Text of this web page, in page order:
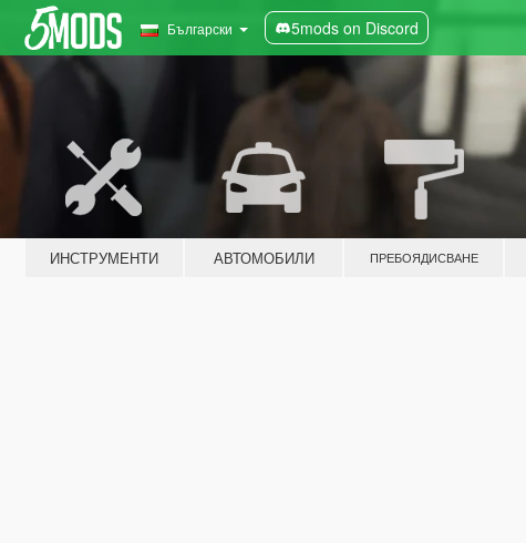
Български 5mods on Discord
ИНСТРУМЕНТИ АВТОМОБИЛИ ПРЕБОЯДИСВАНЕ